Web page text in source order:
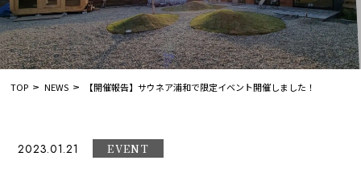
TOP NEWS 【開催報告】サウネア浦和で限定イベント開催しました！
2023.01.21 EVENT